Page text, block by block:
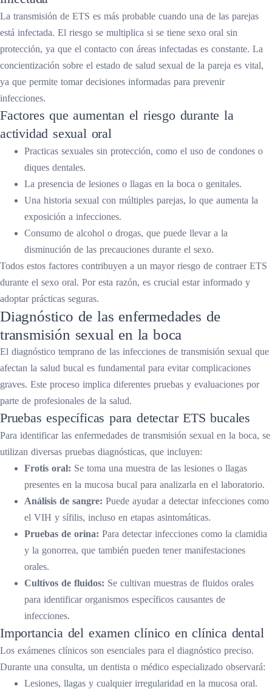
La transmisión de ETS es más probable cuando una de las parejas
está infectada. El riesgo se multiplica si se tiene sexo oral sin
protección, ya que el contacto con áreas infectadas es constante. La
concientización sobre el estado de salud sexual de la pareja es vital,
ya que permite tomar decisiones informadas para prevenir
infecciones.
Factores que aumentan el riesgo durante la
actividad sexual oral
Practicas sexuales sin protección, como el uso de condones o
diques dentales.
La presencia de lesiones o llagas en la boca o genitales.
Una historia sexual con múltiples parejas, lo que aumenta la
exposición a infecciones.
Consumo de alcohol o drogas, que puede llevar a la
disminución de las precauciones durante el sexo.
Todos estos factores contribuyen a un mayor riesgo de contraer ETS
durante el sexo oral. Por esta razón, es crucial estar informado y
adoptar prácticas seguras.
Diagnóstico de las enfermedades de
transmisión sexual en la boca
El diagnóstico temprano de las infecciones de transmisión sexual que
afectan la salud bucal es fundamental para evitar complicaciones
graves. Este proceso implica diferentes pruebas y evaluaciones por
parte de profesionales de la salud.
Pruebas específicas para detectar ETS bucales
Para identificar las enfermedades de transmisión sexual en la boca, se
utilizan diversas pruebas diagnósticas, que incluyen:
Frotis oral: Se toma una muestra de las lesiones o llagas
presentes en la mucosa bucal para analizarla en el laboratorio.
Análisis de sangre: Puede ayudar a detectar infecciones como
el VIH y sífilis, incluso en etapas asintomáticas.
Pruebas de orina: Para detectar infecciones como la clamidia
y la gonorrea, que también pueden tener manifestaciones
orales.
Cultivos de fluidos: Se cultivan muestras de fluidos orales
para identificar organismos específicos causantes de
infecciones.
Importancia del examen clínico en clínica dental
Los exámenes clínicos son esenciales para el diagnóstico preciso.
Durante una consulta, un dentista o médico especializado observará:
Lesiones, llagas y cualquier irregularidad en la mucosa oral.